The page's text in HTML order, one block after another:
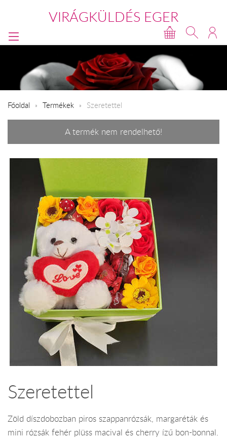
VIRÁGKÜLDÉS EGER
Főoldal Termékek Szeretettel
A termék nem rendelhető!
Szeretettel
Zöld díszdobozban piros szappanrózsák, margaréták és
mini rózsák fehér plüss macival és cherry ízű bon-bonnal.